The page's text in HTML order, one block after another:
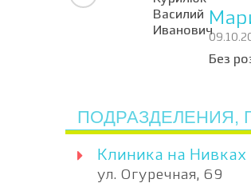
Без
ПОДРАЗДЕЛЕНИЯ,
Клиника на Нивках
ул. Огуречная, 69